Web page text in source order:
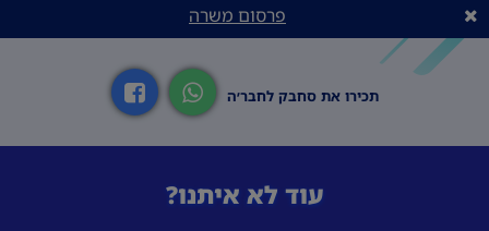
פרסום משרה
תכירו את סחבק לחבר׳ה
עוד לא איתנו?